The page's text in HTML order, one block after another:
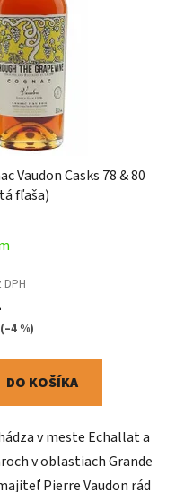
Vaudon Casks 78 & 80
fľaša)
(–4 %)
DO KOŠÍKA
v meste Echallat a
v oblastiach Grande
Pierre Vaudon rád